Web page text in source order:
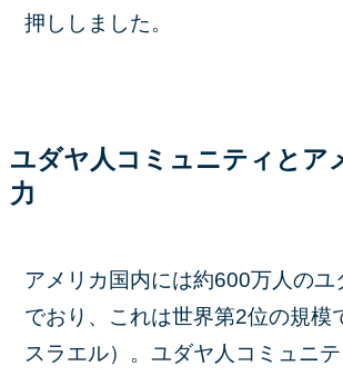
押ししました。
ユダヤ人コミュニティとア
力
アメリカ国内には約600万人のユ
でおり、これは世界第2位の規模
スラエル）。ユダヤ人コミュニ